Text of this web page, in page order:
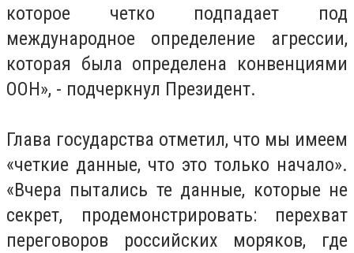
которое четко подпадает под
международное определение агрессии,
которая была определена конвенциями
ООН», - подчеркнул Президент.
Глава государства отметил, что мы имеем
«четкие данные, что это только начало».
«Вчера пытались те данные, которые не
секрет, продемонстрировать: перехват
переговоров российских моряков, где